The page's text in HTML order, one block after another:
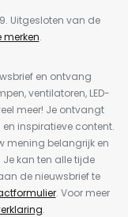
Uitgesloten van de
merken.
en ontvang
ventilatoren, LED-
meer! Je ontvangt
inspiratieve content.
mening belangrijk en
kan ten alle tijde
de nieuwsbrief te
. Voor meer
.